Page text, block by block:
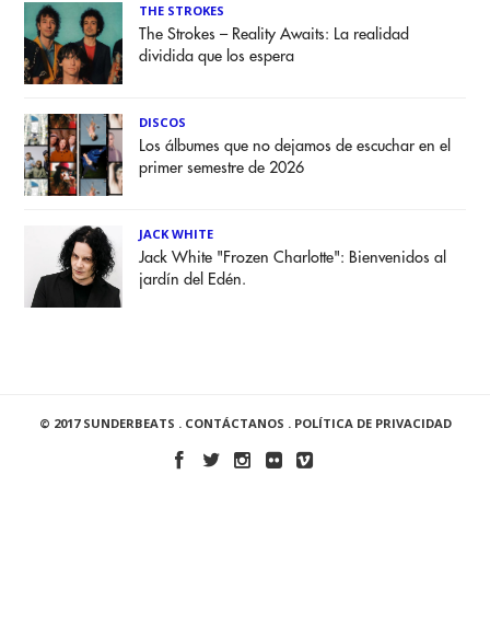
THE STROKES
The Strokes – Reality Awaits: La realidad
dividida que los espera
DISCOS
Los álbumes que no dejamos de escuchar en el
primer semestre de 2026
JACK WHITE
Jack White "Frozen Charlotte": Bienvenidos al
jardín del Edén.
© 2017 SUNDERBEATS . CONTÁCTANOS . POLÍTICA DE PRIVACIDAD